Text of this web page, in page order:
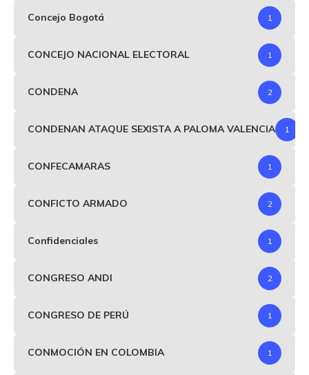
Concejo Bogotá 1
CONCEJO NACIONAL ELECTORAL 1
CONDENA 2
CONDENAN ATAQUE SEXISTA A PALOMA VALENCIA 1
CONFECAMARAS 1
CONFICTO ARMADO 2
Confidenciales 1
CONGRESO ANDI 2
CONGRESO DE PERÚ 1
CONMOCIÓN EN COLOMBIA 1